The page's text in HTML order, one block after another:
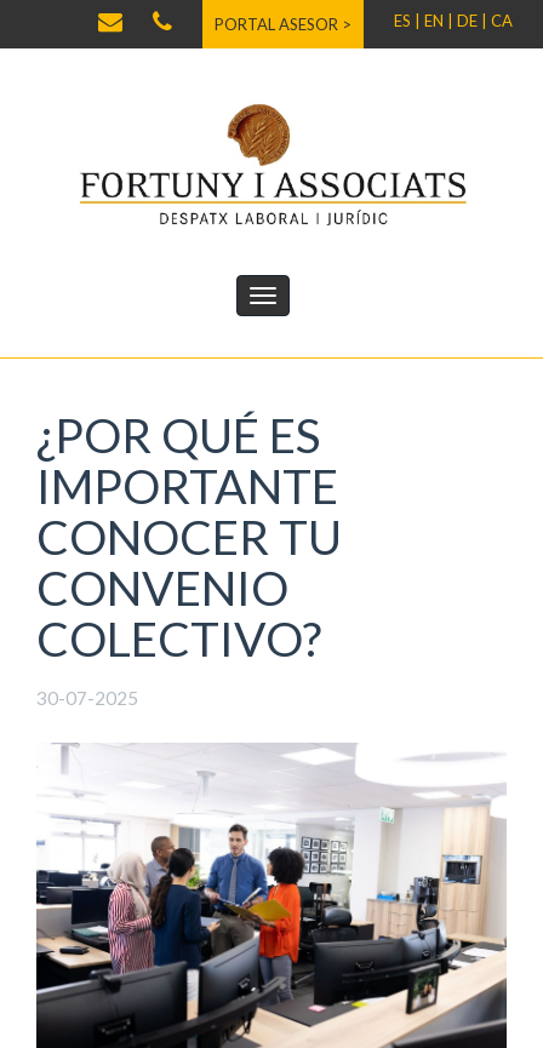
PORTAL ASESOR > ES | EN | DE | CA
¿POR QUÉ ES
IMPORTANTE
CONOCER TU
CONVENIO
COLECTIVO?
30-07-2025